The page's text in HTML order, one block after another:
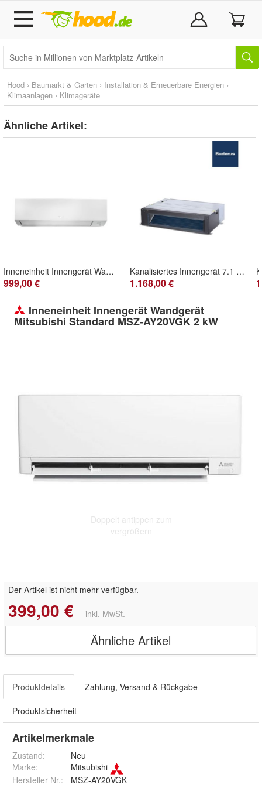
Hood › Baumarkt & Garten › Installation & Erneuerbare Energien ›
Klimaanlagen › Klimageräte
Ähnliche Artikel:
Inneneinheit Innengerät Wandgerät Daikin Perfera FTXM42A 4,2 kW
999,00 €
Kanalisiertes Innengerät 7.1 kW Inneneinheit AF2-DMS 71-1 P - 7733703233 von Buderus
1.168,00 €
Inneneinheit Innengerät Wandgerät
Mitsubishi Standard MSZ-AY20VGK 2 kW
Doppelt antippen zum
vergrößern
Der Artikel ist nicht mehr verfügbar.
399,00 € inkl. MwSt.
Ähnliche Artikel
Produktdetails Zahlung, Versand & Rückgabe
Produktsicherheit
Artikelmerkmale
Zustand:
Neu
Marke:
Mitsubishi
Hersteller Nr.:
MSZ-AY20VGK